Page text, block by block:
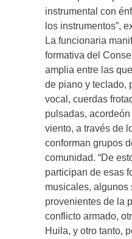
instrumental con
los instrumentos”,
La funcionaria
formativa del
amplia entre las
de piano y teclado,
vocal, cuerdas
pulsadas,
viento, a través de
conforman grupos
comunidad. “De
participan de esas
musicales, algunos
provenientes de la
conflicto armado,
Huila, y otro tanto,